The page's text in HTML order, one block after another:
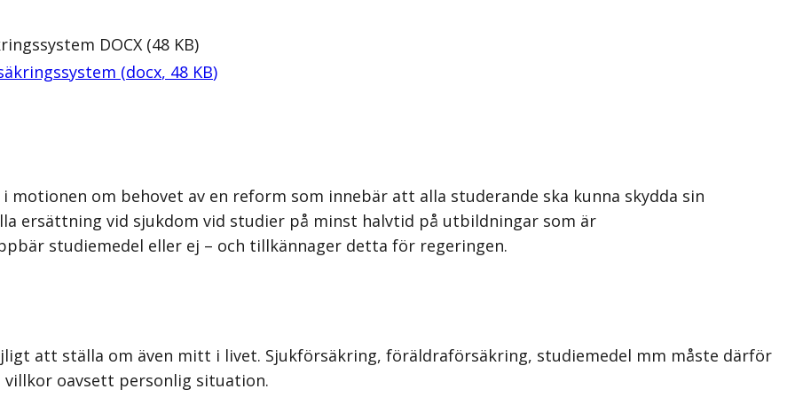
DOCX (48 KB)
(docx, 48 KB)
motionen om behovet av en reform som innebär att alla studerande ska kunna skydda sin
ersättning vid sjukdom vid studier på minst halvtid på utbildningar som är
studiemedel eller ej – och tillkännager detta för regeringen.
att ställa om även mitt i livet. Sjukförsäkring, föräldraförsäkring, studiemedel mm måste därför
villkor oavsett personlig situation.